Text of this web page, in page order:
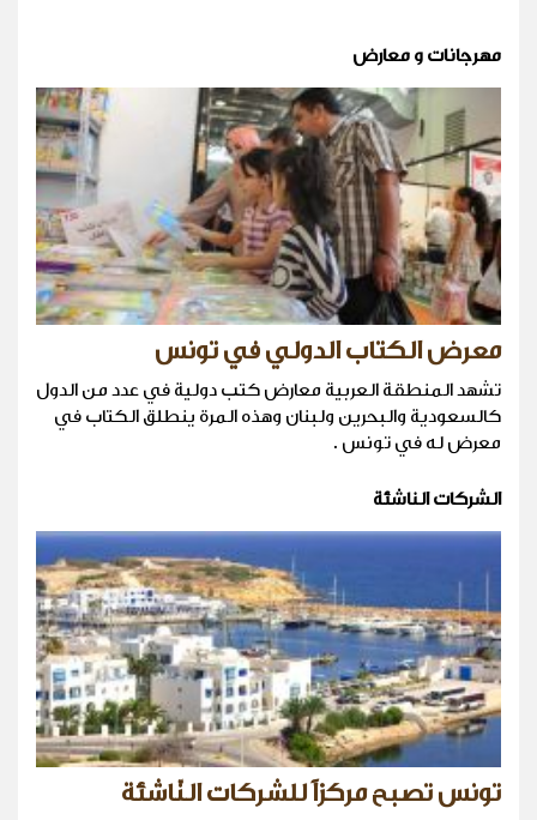
مهرجانات و معارض
معرض الكتاب الدولي في تونس
تشهد المنطقة العربية معارض كتب دولية في عدد من الدول
كالسعودية والبحرين ولبنان وهذه المرة ينطلق الكتاب في
معرض له في تونس .
الشركات الناشئة
تونس تصبح مركزاً للشركات النّاشئة